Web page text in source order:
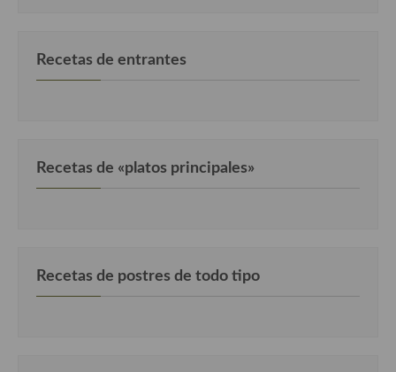
Recetas de entrantes
Recetas de «platos principales»
Recetas de postres de todo tipo